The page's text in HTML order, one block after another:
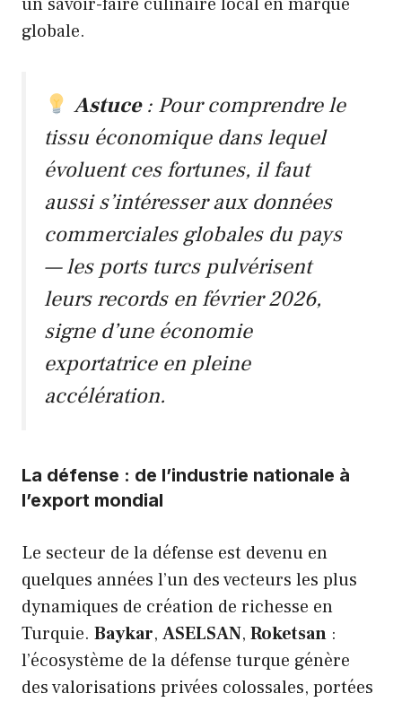
globale.
Astuce: Pour comprendre le
tissu économique dans lequel
évoluent ces fortunes, il faut
aussi s’intéresser aux données
commerciales globales du pays
— les ports turcs pulvérisent
leurs records en février 2026,
signe d’une économie
exportatrice en pleine
accélération.
La défense : de l’industrie nationale à
l’export mondial
Le secteur de la défense est devenu en
quelques années l’un des vecteurs les plus
dynamiques de création de richesse en
Turquie. Baykar, ASELSAN, Roketsan :
l’écosystème de la défense turque génère
des valorisations privées colossales, portées